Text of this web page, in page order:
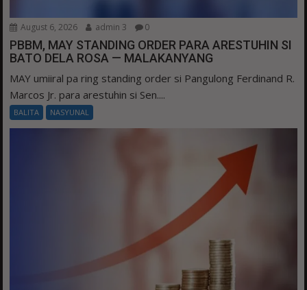
August 6, 2026 admin 3 0
PBBM, MAY STANDING ORDER PARA ARESTUHIN SI
BATO DELA ROSA — MALAKANYANG
MAY umiiral pa ring standing order si Pangulong Ferdinand R.
Marcos Jr. para arestuhin si Sen....
BALITA NASYUNAL